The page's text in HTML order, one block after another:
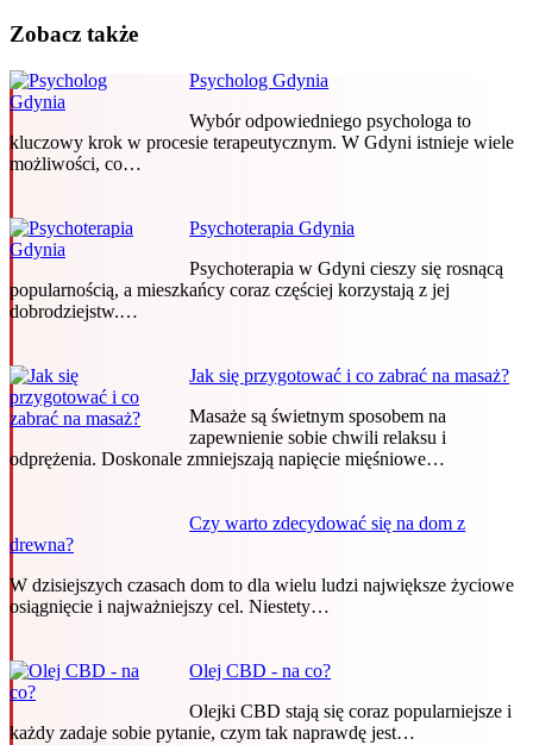
Zobacz także
Psycholog Gdynia
Wybór odpowiedniego psychologa to
kluczowy krok w procesie terapeutycznym. W Gdyni istnieje wiele
możliwości, co…
Psychoterapia Gdynia
Psychoterapia w Gdyni cieszy się rosnącą
popularnością, a mieszkańcy coraz częściej korzystają z jej
dobrodziejstw.…
Jak się przygotować i co zabrać na masaż?
Masaże są świetnym sposobem na
zapewnienie sobie chwili relaksu i
odprężenia. Doskonale zmniejszają napięcie mięśniowe…
Czy warto zdecydować się na dom z
drewna?
W dzisiejszych czasach dom to dla wielu ludzi największe życiowe
osiągnięcie i najważniejszy cel. Niestety…
Olej CBD - na co?
Olejki CBD stają się coraz popularniejsze i
każdy zadaje sobie pytanie, czym tak naprawdę jest…